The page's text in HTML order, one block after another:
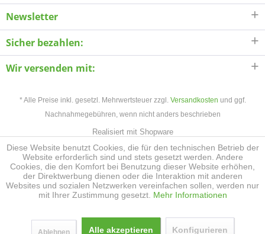
Newsletter
Sicher bezahlen:
Wir versenden mit:
* Alle Preise inkl. gesetzl. Mehrwertsteuer zzgl. Versandkosten und ggf.
Nachnahmegebühren, wenn nicht anders beschrieben
Realisiert mit Shopware
Diese Website benutzt Cookies, die für den technischen Betrieb der
Website erforderlich sind und stets gesetzt werden. Andere
Cookies, die den Komfort bei Benutzung dieser Website erhöhen,
der Direktwerbung dienen oder die Interaktion mit anderen
Websites und sozialen Netzwerken vereinfachen sollen, werden nur
mit Ihrer Zustimmung gesetzt. Mehr Informationen
Ablehnen Alle akzeptieren Konfigurieren